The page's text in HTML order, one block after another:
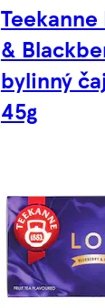
&
bylinný
45g